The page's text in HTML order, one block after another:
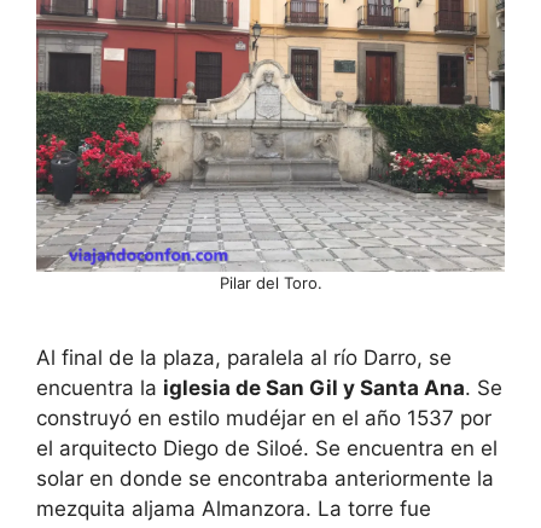
Pilar del Toro.
Al final de la plaza, paralela al río Darro, se
encuentra la iglesia de San Gil y Santa Ana. Se
construyó en estilo mudéjar en el año 1537 por
el arquitecto Diego de Siloé. Se encuentra en el
solar en donde se encontraba anteriormente la
mezquita aljama Almanzora. La torre fue